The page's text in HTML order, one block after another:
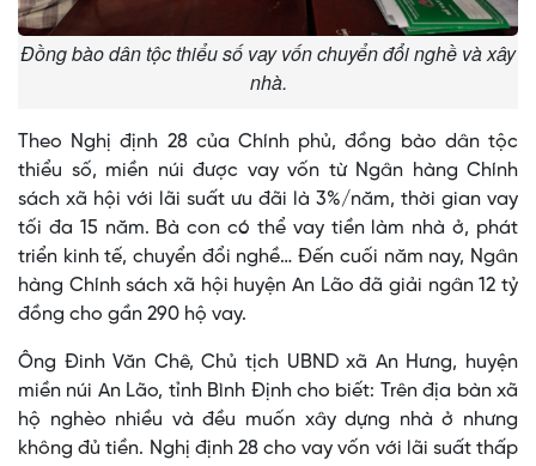
Đồng bào dân tộc thiểu số vay vốn chuyển đổi nghề và xây
nhà.
Theo Nghị định 28 của Chính phủ, đồng bào dân tộc
thiểu số, miền núi được vay vốn từ Ngân hàng Chính
sách xã hội với lãi suất ưu đãi là 3%/năm, thời gian vay
tối đa 15 năm. Bà con có thể vay tiền làm nhà ở, phát
triển kinh tế, chuyển đổi nghề… Đến cuối năm nay, Ngân
hàng Chính sách xã hội huyện An Lão đã giải ngân 12 tỷ
đồng cho gần 290 hộ vay.
Ông Đinh Văn Chê, Chủ tịch UBND xã An Hưng, huyện
miền núi An Lão, tỉnh Bình Định cho biết: Trên địa bàn xã
hộ nghèo nhiều và đều muốn xây dựng nhà ở nhưng
không đủ tiền. Nghị định 28 cho vay vốn với lãi suất thấp